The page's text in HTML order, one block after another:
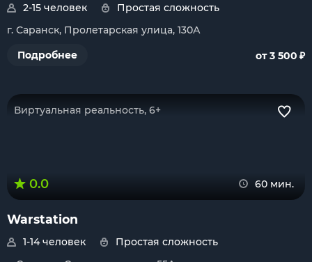
2-15 человек
Простая сложность
г. Саранск, Пролетарская улица, 130А
Подробнее
от 3 500 ₽
Виртуальная реальность, 6+
0.0 60 мин.
Warstation
1-14 человек
Простая сложность